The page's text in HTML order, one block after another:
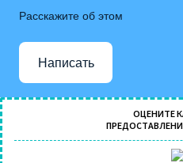
Расскажите об этом
Написать
ОЦЕНИТЕ